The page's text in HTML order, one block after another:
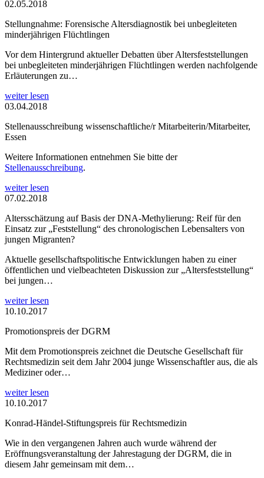
02.05.2018
Stellungnahme: Forensische Altersdiagnostik bei unbegleiteten
minderjährigen Flüchtlingen
Vor dem Hintergrund aktueller Debatten über Altersfeststellungen
bei unbegleiteten minderjährigen Flüchtlingen werden nachfolgende
Erläuterungen zu…
weiter lesen
03.04.2018
Stellenausschreibung wissenschaftliche/r Mitarbeiterin/Mitarbeiter,
Essen
Weitere Informationen entnehmen Sie bitte der
Stellenausschreibung.
weiter lesen
07.02.2018
Altersschätzung auf Basis der DNA-Methylierung: Reif für den
Einsatz zur „Feststellung“ des chronologischen Lebensalters von
jungen Migranten?
Aktuelle gesellschaftspolitische Entwicklungen haben zu einer
öffentlichen und vielbeachteten Diskussion zur „Altersfeststellung“
bei jungen…
weiter lesen
10.10.2017
Promotionspreis der DGRM
Mit dem Promotionspreis zeichnet die Deutsche Gesellschaft für
Rechtsmedizin seit dem Jahr 2004 junge Wissenschaftler aus, die als
Mediziner oder…
weiter lesen
10.10.2017
Konrad-Händel-Stiftungspreis für Rechtsmedizin
Wie in den vergangenen Jahren auch wurde während der
Eröffnungsveranstaltung der Jahrestagung der DGRM, die in
diesem Jahr gemeinsam mit dem…